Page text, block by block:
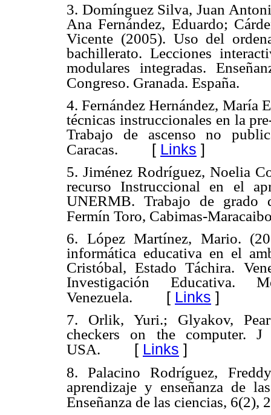
3. Domínguez Silva, Juan
Ana Fernández, Eduardo;
Vicente (2005). Uso del
bachillerato. Lecciones
modulares integradas.
Congreso. Granada. España.
4. Fernández Hernández, María
técnicas instruccionales en la
Trabajo de ascenso no
Caracas. [ Links ]
5. Jiménez Rodríguez, Noelia
recurso Instruccional en el
UNERMB. Trabajo de grado
Fermín Toro, Cabimas-
6. López Martínez, Mario.
informática educativa en el
Cristóbal, Estado Táchira.
Investigación
Venezuela. [ Links ]
7. Orlik, Yuri.; Glyakov,
checkers on the computer. J
USA. [ Links ]
8. Palacino Rodríguez,
aprendizaje y enseñanza de
Enseñanza de las ciencias, 6(2),